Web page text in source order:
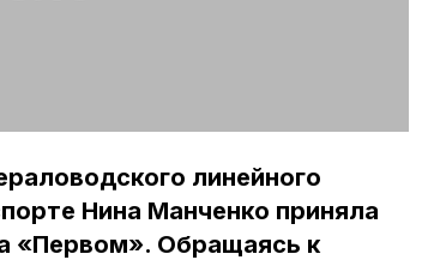
линейного
Нина Манченко приняла
«Первом». Обращаясь к